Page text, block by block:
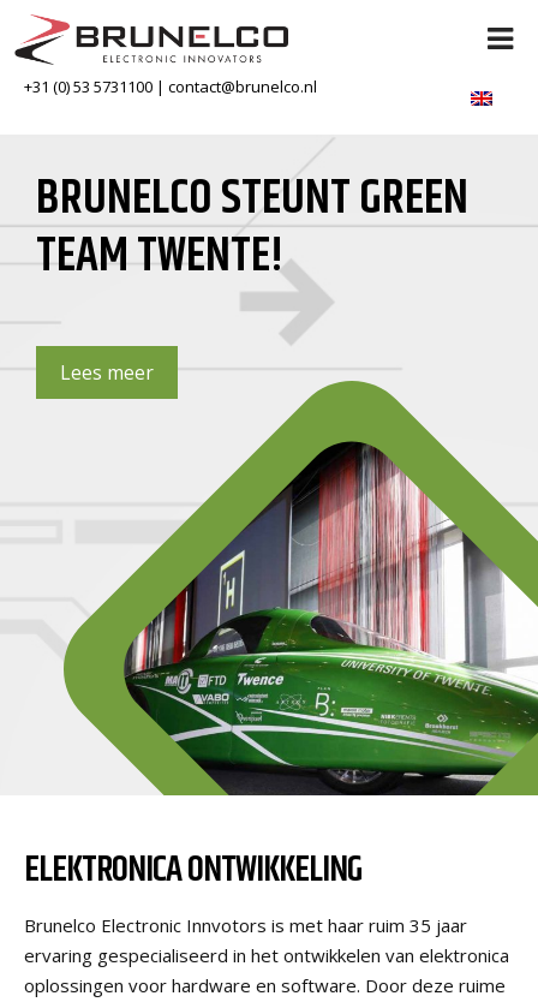
+31 (0) 53 5731100 | contact@brunelco.nl
BRUNELCO STEUNT GREEN
TEAM TWENTE!
Lees meer
ELEKTRONICA ONTWIKKELING
Brunelco Electronic Innvotors is met haar ruim 35 jaar
ervaring gespecialiseerd in het ontwikkelen van elektronica
oplossingen voor hardware en software. Door deze ruime